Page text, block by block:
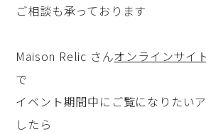
ご相談も承っております
Maison Relic さんオンラインサイ
で
イベント期間中にご覧になりたい
したら